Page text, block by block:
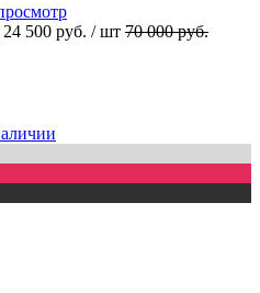
24 500 руб. / шт 70 000 руб.